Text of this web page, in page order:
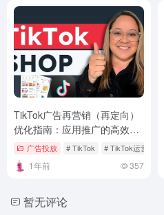
TikTok广告再营销（再定向）
优化指南：应用推广的高效策
略 广告投放 # TikTok # TikTok运营
1年前 357
暂无评论